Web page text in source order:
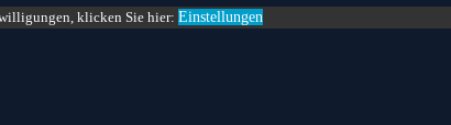
klicken Sie hier: Einstellungen